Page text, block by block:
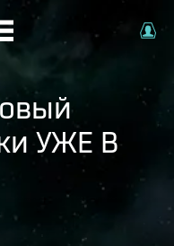
УЖЕ В